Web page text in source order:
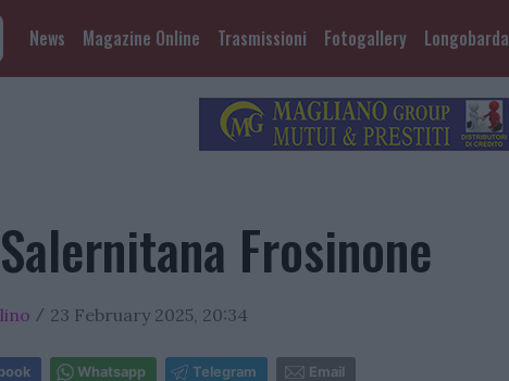
News Magazine Online Trasmissioni Fotogallery Longobarda
Frosinone
/ 23 February 2025, 20:34
Whatsapp Telegram Email